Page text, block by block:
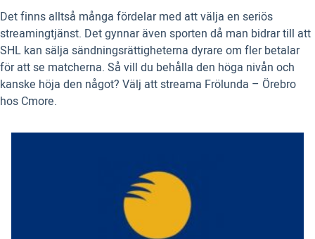
Det finns alltså många fördelar med att välja en seriös
streamingtjänst. Det gynnar även sporten då man bidrar till att
SHL kan sälja sändningsrättigheterna dyrare om fler betalar
för att se matcherna. Så vill du behålla den höga nivån och
kanske höja den något? Välj att streama Frölunda – Örebro
hos Cmore.